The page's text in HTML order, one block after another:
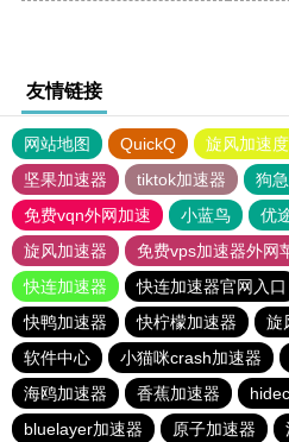
友情链接
网站地图 QuickQ 旋风加速
坚果加速器
tiktok加速器
狗
免费vqn外网加速
小蓝鸟 优
旋风加速器
免费vps加速器外网
快连加速器
快连加速器官网入口
快鸭加速器
快柠檬加速器 旋
软件中心
小猫咪crash加速器
海鸥加速器
香蕉加速器
bluelayer加速器
原子加速器